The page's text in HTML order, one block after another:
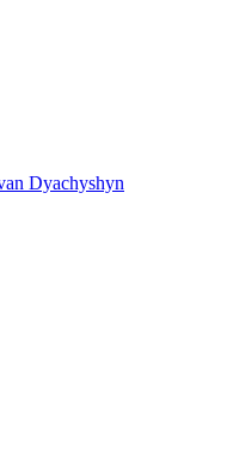
Dyachyshyn